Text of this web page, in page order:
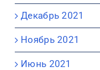
Декабрь 2021
Ноябрь 2021
Июнь 2021